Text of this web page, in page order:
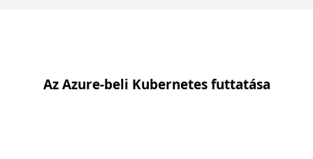
Az Azure-beli Kubernetes futtatása